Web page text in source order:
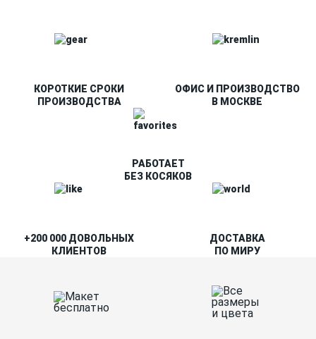
КОРОТКИЕ СРОКИ
ПРОИЗВОДСТВА
ОФИС И ПРОИЗВОДСТВО
В МОСКВЕ
РАБОТАЕТ
БЕЗ КОСЯКОВ
+200 000 ДОВОЛЬНЫХ
КЛИЕНТОВ
ДОСТАВКА
ПО МИРУ